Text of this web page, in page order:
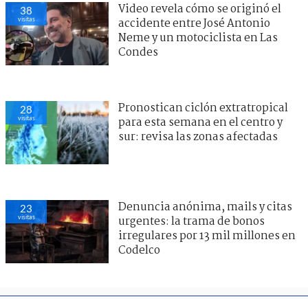
38
visitas
Video revela cómo se originó el
accidente entre José Antonio
Neme y un motociclista en Las
Condes
28
visitas
Pronostican ciclón extratropical
para esta semana en el centro y
sur: revisa las zonas afectadas
23
visitas
Denuncia anónima, mails y citas
urgentes: la trama de bonos
irregulares por 13 mil millones en
Codelco